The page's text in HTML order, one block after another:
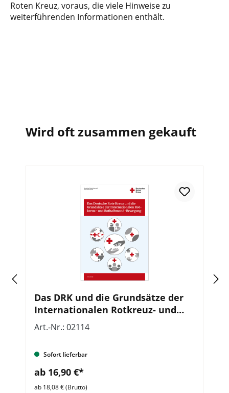
Roten Kreuz, voraus, die viele Hinweise zu
weiterführenden Informationen enthält.
Wird oft zusammen gekauft
Das DRK und die Grundsätze der
Internationalen Rotkreuz- und
Rothalbmond-Bewegung, VE = 5
Stück
Art.-Nr.: 02114
Sofort lieferbar
ab 16,90 €*
ab 18,08 € (Brutto)